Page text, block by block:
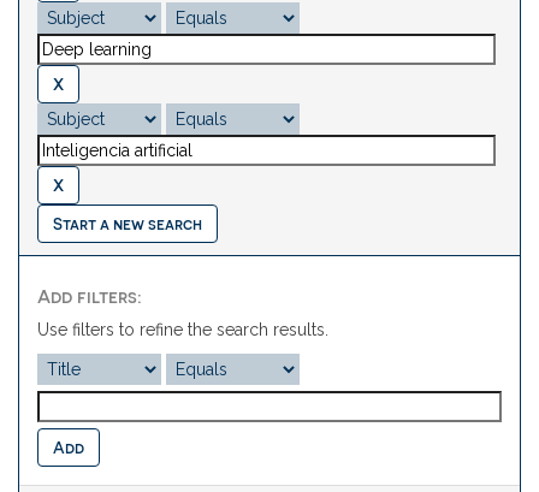
Start a new search
Add filters:
Use filters to refine the search results.